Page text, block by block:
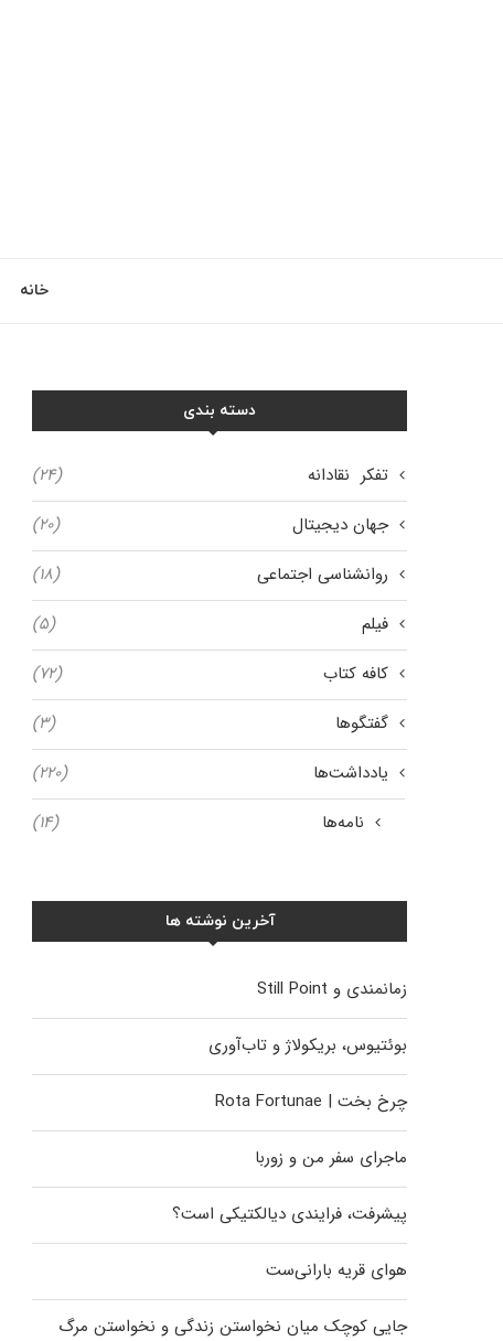
خانه
دسته بندی
تفکر نقادانه
(۲۴)
جهان دیجیتال
(۲۰)
روانشناسی اجتماعی
(۱۸)
فیلم
(۵)
کافه کتاب
(۷۲)
گفتگوها
(۳)
یادداشت‌ها
(۲۲۰)
نامه‌ها
(۱۴)
آخرین نوشته ها
زمانمندی و Still Point
بوئتیوس، بریکولاژ و تاب‌آوری
چرخ بخت | Rota Fortunae
ماجرای سفر من و زوربا
پیشرفت، فرایندی دیالکتیکی است؟
هوای قریه بارانی‌ست
جایی کوچک میان نخواستن زندگی و نخواستن مرگ